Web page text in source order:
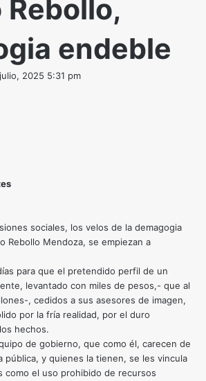
Rebollo,
endeble
2025 5:31 pm
sociales, los velos de la demagogia
Rebollo Mendoza, se empiezan a
para que el pretendido perfil de un
levantado con miles de pesos,- que al
, cedidos a sus asesores de imagen,
por la fría realidad, por el duro
hechos.
de gobierno, que como él, carecen de
pública, y quienes la tienen, se les vincula
como el uso prohibido de recursos